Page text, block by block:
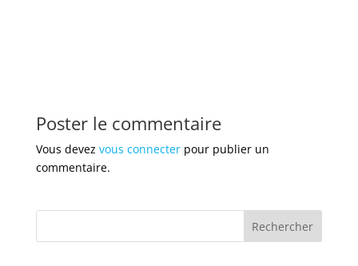
Poster le commentaire
Vous devez vous connecterpour publier un
commentaire.